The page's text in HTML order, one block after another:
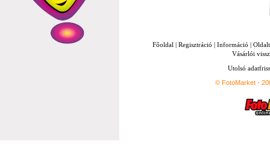
Főoldal | Regisztráció | Információ |
Vásárlói
Utolsó
© FotoMarket -